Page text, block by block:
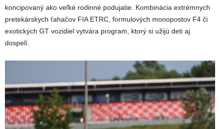
koncipovaný ako veľké rodinné podujatie. Kombinácia extrémnych
pretekárskych ťahačov FIA ETRC, formulových monopostov F4 či
exotických GT vozidiel vytvára program, ktorý si užijú deti aj
dospelí.